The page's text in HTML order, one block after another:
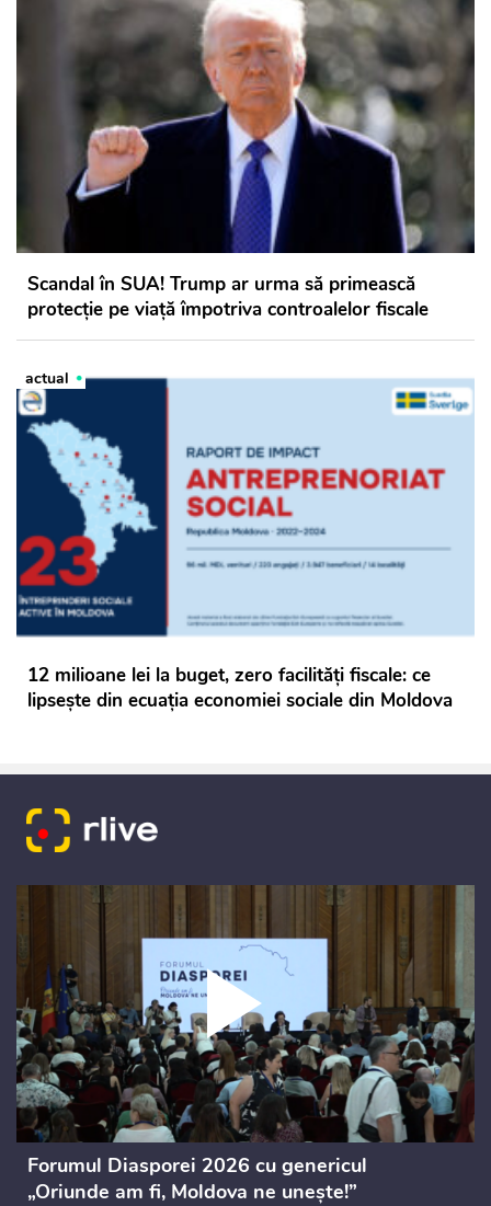
Scandal în SUA! Trump ar urma să primească
protecție pe viață împotriva controalelor fiscale
actual
12 milioane lei la buget, zero facilități fiscale: ce
lipsește din ecuația economiei sociale din Moldova
Forumul Diasporei 2026 cu genericul
„Oriunde am fi, Moldova ne unește!”